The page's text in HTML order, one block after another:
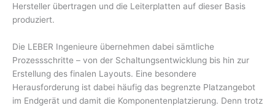
Hersteller übertragen und die Leiterplatten auf dieser Basis
produziert.
Die LEBER Ingenieure übernehmen dabei sämtliche
Prozessschritte – von der Schaltungsentwicklung bis hin zur
Erstellung des finalen Layouts. Eine besondere
Herausforderung ist dabei häufig das begrenzte Platzangebot
im Endgerät und damit die Komponentenplatzierung. Denn trotz